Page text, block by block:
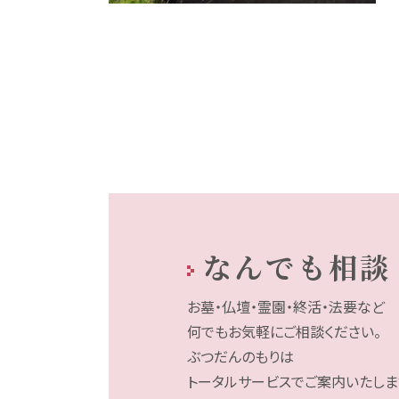
なんでも相談
お墓・仏壇・霊園・終活・法要など
何でもお気軽にご相談ください。
ぶつだんのもりは
トータルサービスでご案内いたしま